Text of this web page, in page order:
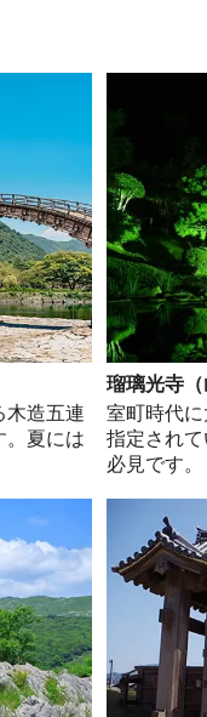
木造五連
。夏には
瑠璃光寺（
室町時代
指定され
必見です。